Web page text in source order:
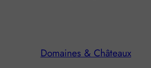
Domaines & Châteaux